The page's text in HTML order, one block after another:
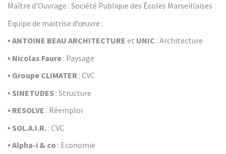
Maître d’Ouvrage : Société Publique des Écoles Marseillaises
Equipe de maitrise d’œuvre :
▪ ANTOINE BEAU ARCHITECTURE et UNIC : Architecture
▪ Nicolas Faure : Paysage
▪ Groupe CLIMATER : CVC
▪ SINETUDES : Structure
▪ RESOLVE : Réemploi
▪ SOL.A.I.R. : CVC
▪ Alpha-i & co : Economie